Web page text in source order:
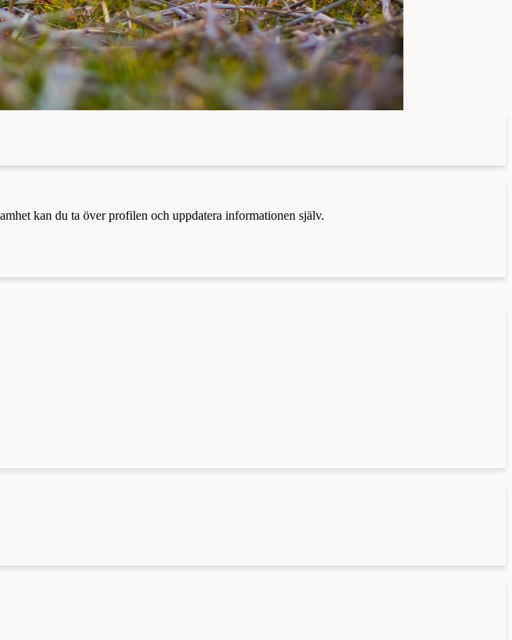
kan du ta över profilen och uppdatera informationen själv.